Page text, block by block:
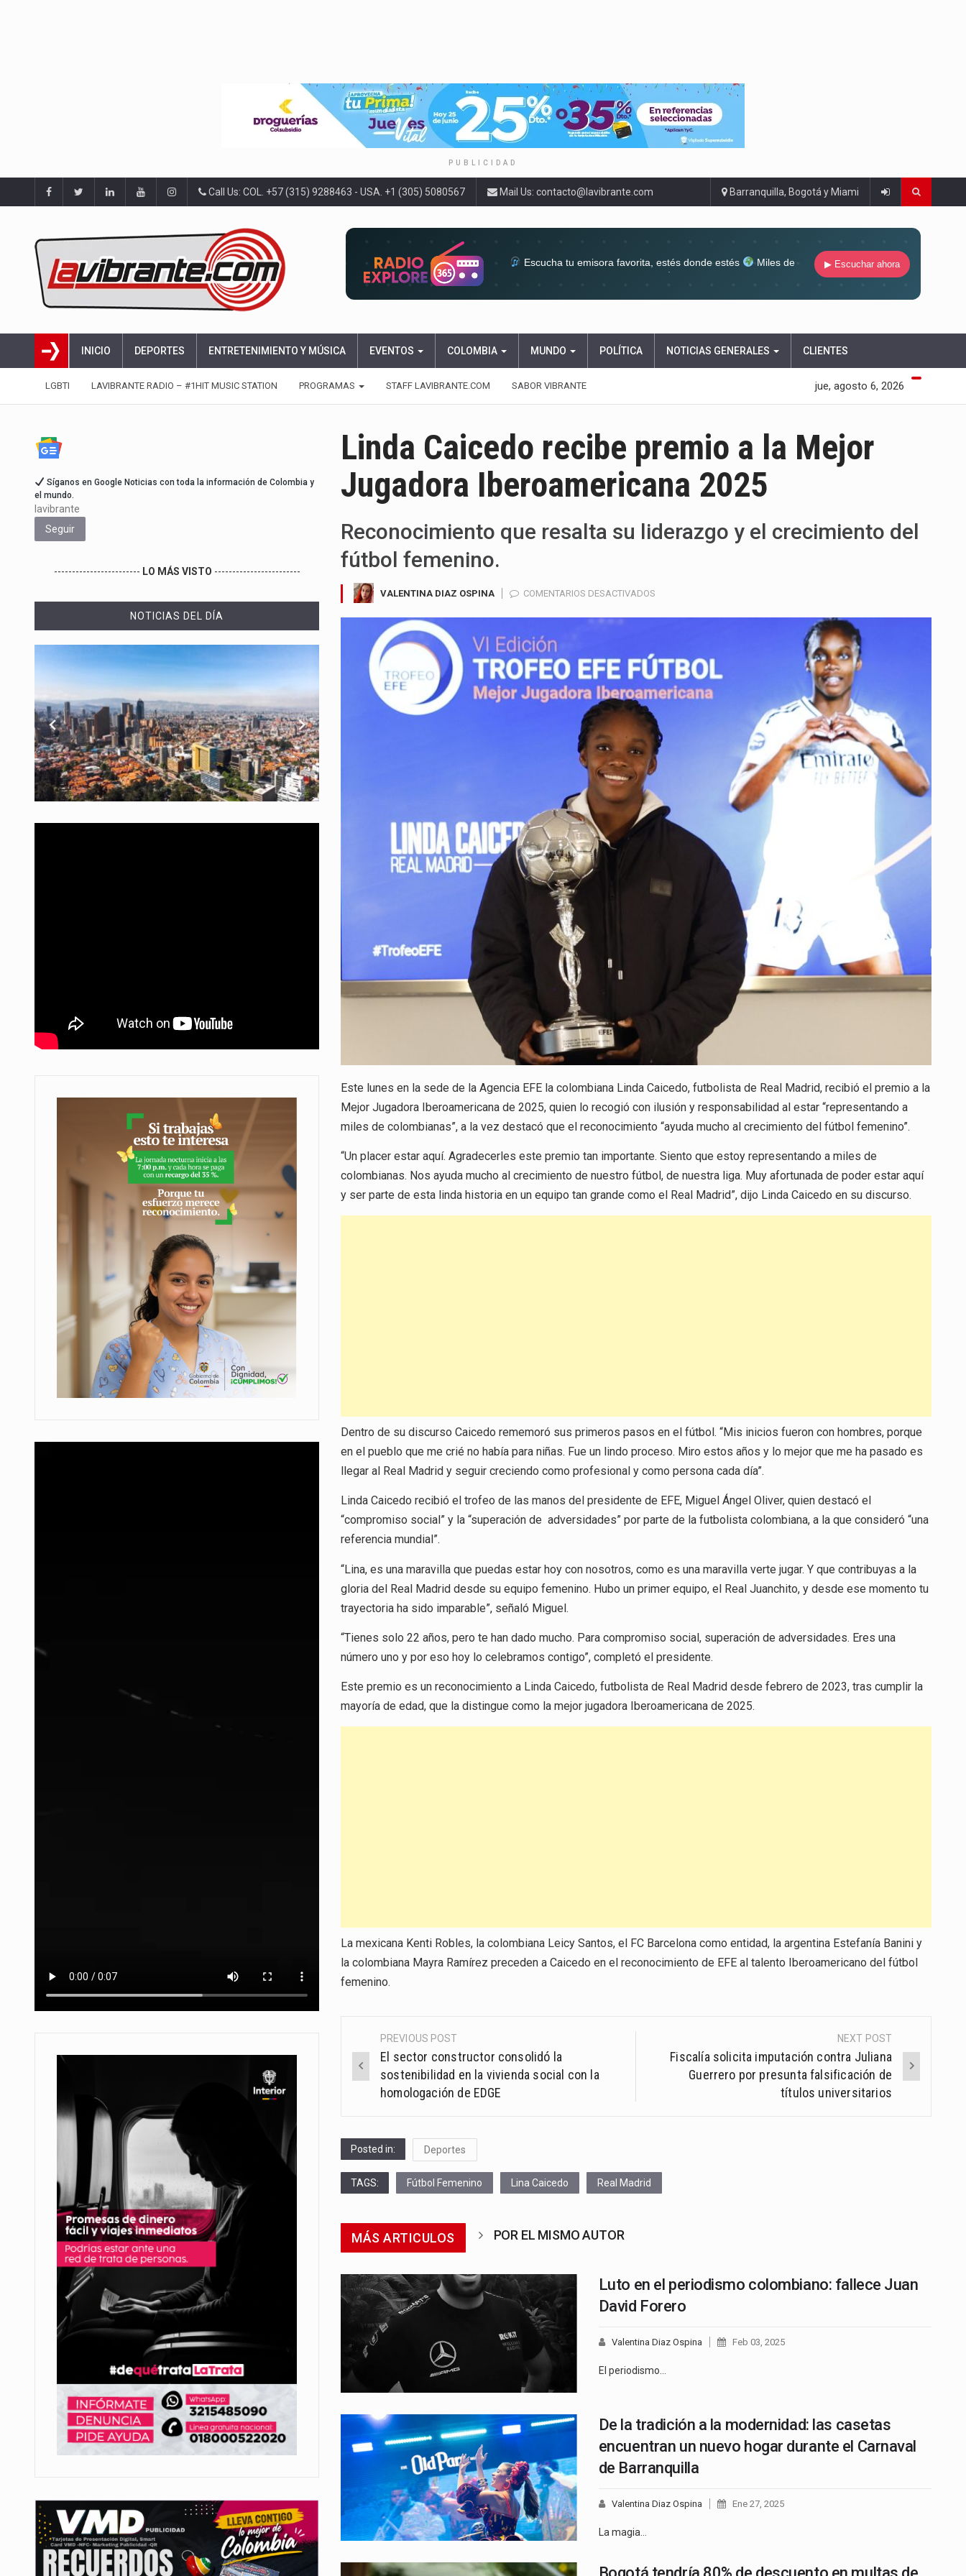
PUBLICIDAD
Call Us: COL. +57 (315) 9288463 - USA. +1 (305) 5080567 Mail Us: contacto@lavibrante.com Barranquilla, Bogotá y Miami
Escucha tu emisora favorita, estés donde estés
Miles de
▶ Escuchar ahora
INICIO DEPORTES ENTRETENIMIENTO Y MÚSICA EVENTOS COLOMBIA MUNDO POLÍTICA NOTICIAS GENERALES CLIENTES
LGBTI LAVIBRANTE RADIO – #1HIT MUSIC STATION PROGRAMAS STAFF LAVIBRANTE.COM SABOR VIBRANTE jue, agosto 6, 2026
Linda Caicedo recibe premio a la Mejor
Jugadora Iberoamericana 2025
Reconocimiento que resalta su liderazgo y el crecimiento del
fútbol femenino.
VALENTINA DIAZ OSPINA COMENTARIOS DESACTIVADOS
A
LA
MEJOR
IBEROAMERICANA
2025
Este lunes en la sede de la Agencia EFE la colombiana Linda Caicedo, futbolista de Real Madrid, recibió el premio a la
Mejor Jugadora Iberoamericana de 2025, quien lo recogió con ilusión y responsabilidad al estar “representando a
miles de colombianas”, a la vez destacó que el reconocimiento “ayuda mucho al crecimiento del fútbol femenino”.
“Un placer estar aquí. Agradecerles este premio tan importante. Siento que estoy representando a miles de
colombianas. Nos ayuda mucho al crecimiento de nuestro fútbol, de nuestra liga. Muy afortunada de poder estar aquí
y ser parte de esta linda historia en un equipo tan grande como el Real Madrid”, dijo Linda Caicedo en su discurso.
Dentro de su discurso Caicedo rememoró sus primeros pasos en el fútbol. “Mis inicios fueron con hombres, porque
en el pueblo que me crié no había para niñas. Fue un lindo proceso. Miro estos años y lo mejor que me ha pasado es
llegar al Real Madrid y seguir creciendo como profesional y como persona cada día”.
Linda Caicedo recibió el trofeo de las manos del presidente de EFE, Miguel Ángel Oliver, quien destacó el
“compromiso social” y la “superación de adversidades” por parte de la futbolista colombiana, a la que consideró “una
referencia mundial”.
“Lina, es una maravilla que puedas estar hoy con nosotros, como es una maravilla verte jugar. Y que contribuyas a la
gloria del Real Madrid desde su equipo femenino. Hubo un primer equipo, el Real Juanchito, y desde ese momento tu
trayectoria ha sido imparable”, señaló Miguel.
“Tienes solo 22 años, pero te han dado mucho. Para compromiso social, superación de adversidades. Eres una
número uno y por eso hoy lo celebramos contigo”, completó el presidente.
Este premio es un reconocimiento a Linda Caicedo, futbolista de Real Madrid desde febrero de 2023, tras cumplir la
mayoría de edad, que la distingue como la mejor jugadora Iberoamericana de 2025.
La mexicana Kenti Robles, la colombiana Leicy Santos, el FC Barcelona como entidad, la argentina Estefanía Banini y
la colombiana Mayra Ramírez preceden a Caicedo en el reconocimiento de EFE al talento Iberoamericano del fútbol
femenino.
Post
navigation
PREVIOUS POST
El sector constructor consolidó la
sostenibilidad en la vivienda social con la
homologación de EDGE
NEXT POST
Fiscalía solicita imputación contra Juliana
Guerrero por presunta falsificación de
títulos universitarios
Posted in: Deportes
TAGS: Fútbol Femenino Lina Caicedo Real Madrid
MÁS ARTICULOS POR EL MISMO AUTOR
Luto en el periodismo colombiano: fallece Juan
David Forero
Valentina Diaz Ospina Feb 03, 2025
El periodismo…
De la tradición a la modernidad: las casetas
encuentran un nuevo hogar durante el Carnaval
de Barranquilla
Valentina Diaz Ospina Ene 27, 2025
La magia…
Síganos en Google Noticias con toda la información de Colombia y
el mundo.
lavibrante
Seguir
------------------------ LO MÁS VISTO ------------------------
NOTICIAS DEL DÍA